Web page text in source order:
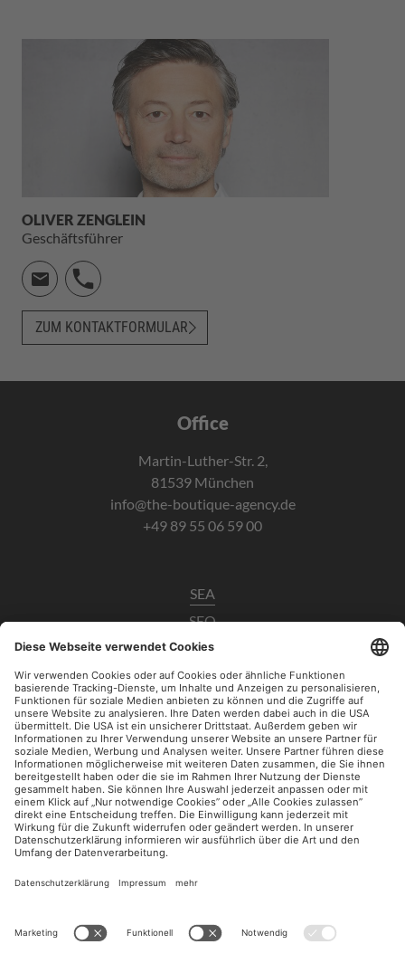
OLIVER ZENGLEIN
Geschäftsführer
ZUM KONTAKTFORMULAR
Office
Martin-Luther-Str. 2,
81539 München
info@the-boutique-agency.de
+49 89 55 06 59 00
SEA
SEO
Data Analytics
UX / CRO
Paid Social